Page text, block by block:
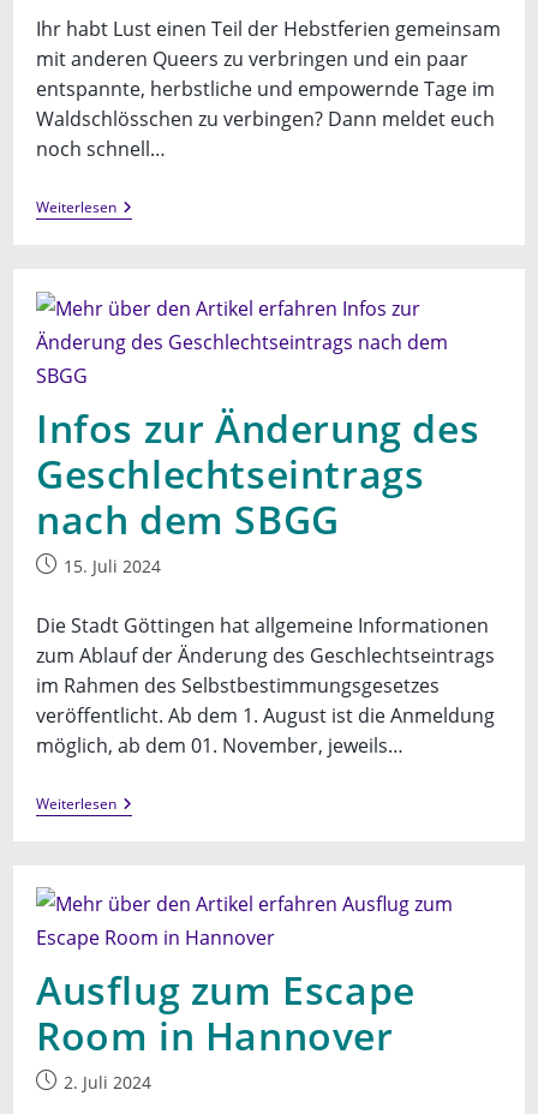
Ihr habt Lust einen Teil der Hebstferien gemeinsam
mit anderen Queers zu verbringen und ein paar
entspannte, herbstliche und empowernde Tage im
Waldschlösschen zu verbingen? Dann meldet euch
noch schnell…
WeiterlesenQueere
Ferienfreizeit
Infos zur Änderung des
Geschlechtseintrags
nach dem SBGG
Beitrag15. Juli 2024
Die Stadt Göttingen hat allgemeine Informationen
zum Ablauf der Änderung des Geschlechtseintrags
im Rahmen des Selbstbestimmungsgesetzes
veröffentlicht. Ab dem 1. August ist die Anmeldung
möglich, ab dem 01. November, jeweils…
WeiterlesenInfos
Zur
Nach
Dem
SBGG
Ausflug zum Escape
Room in Hannover
Beitrag2. Juli 2024